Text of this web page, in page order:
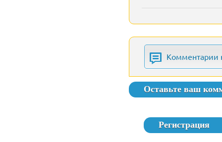
Комментарии
Оставьте ваш
Регистрация